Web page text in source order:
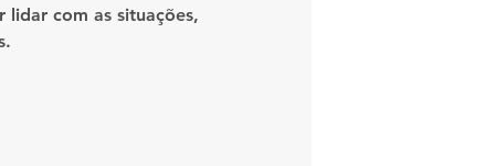
lidar com as situações,